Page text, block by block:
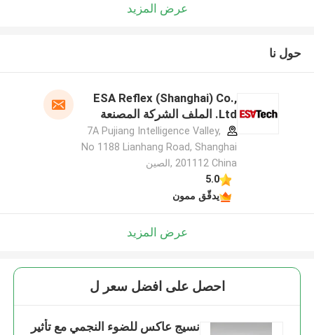
عرض المزيد
حول نا
ESA Reflex (Shanghai) Co.,
Ltd. الملف الشركة المصنعة
7A Pujiang Intelligence Valley,
No 1188 Lianhang Road, Shanghai
201112 China ,الصين
5.0
يدقّق ممون
عرض المزيد
احصل على افضل سعر ل
نسيج عاكس للضوء النجمي مع تأثير